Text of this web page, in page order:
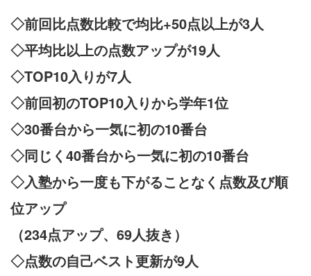
◇前回比点数比較で均比+50点以上が3人
◇平均比以上の点数アップが19人
◇TOP10入りが7人
◇前回初のTOP10入りから学年1位
◇30番台から一気に初の10番台
◇同じく40番台から一気に初の10番台
◇入塾から一度も下がることなく点数及び順
位アップ
（234点アップ、69人抜き）
◇点数の自己ベスト更新が9人